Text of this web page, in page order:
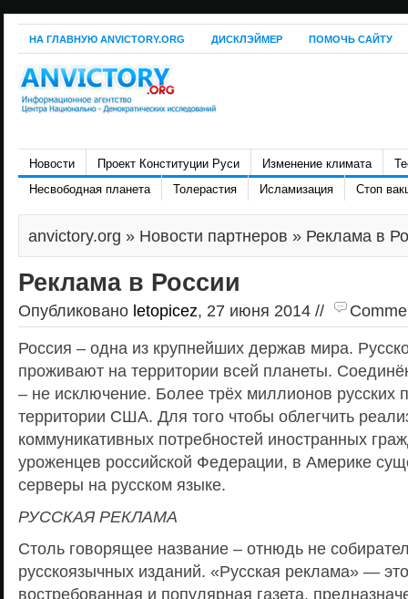
НА ГЛАВНУЮ ANVICTORY.ORG ДИСКЛЭЙМЕР ПОМОЧЬ САЙТУ
Новости Проект Конституции Руси Изменение климата
Несвободная планета
Толерастия Исламизация Стоп
anvictory.org » Новости партнеров » Реклама в
Реклама в России
Опубликовано letopicez, 27 июня 2014 //
Россия – одна из крупнейших держав мира.
проживают на территории всей планеты.
– не исключение. Более трёх миллионов русских
территории США. Для того чтобы облегчить
коммуникативных потребностей иностранных
уроженцев российской Федерации, в Америке
серверы на русском языке.
РУССКАЯ РЕКЛАМА
Столь говорящее название – отнюдь не
русскоязычных изданий. «Русская реклама» —
востребованная и популярная газета,